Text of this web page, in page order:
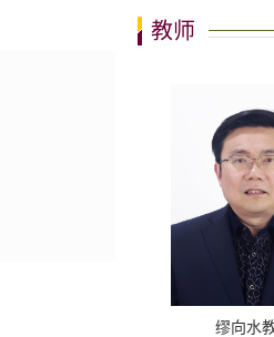
教师
缪向水